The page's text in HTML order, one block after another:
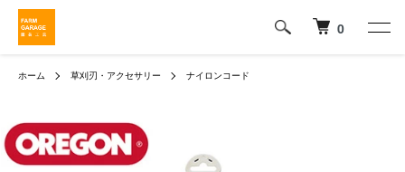
0
ホーム 草刈刃・アクセサリー ナイロンコード